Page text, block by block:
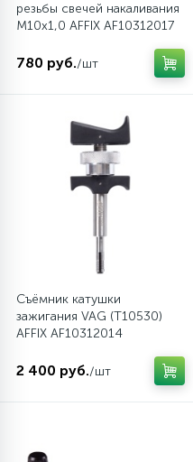
Пневматические
Пневматические
Принадлежности
Фитинги и
резьбы свечей накаливания
М10х1,0 AFFIX AF10312017
780 руб./шт
Съёмник катушки
зажигания VAG (T10530)
AFFIX AF10312014
2 400 руб./шт